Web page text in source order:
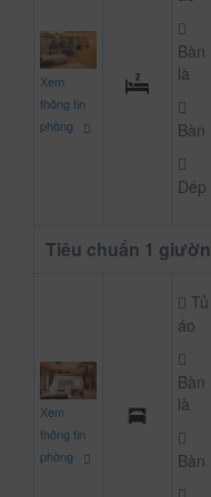
Xem
thông tin
phòng
Bàn
là
Bàn
Dép
Tiêu chuẩn 1 giường
Xem
thông tin
phòng
Tủ
áo
Bàn
là
Bàn